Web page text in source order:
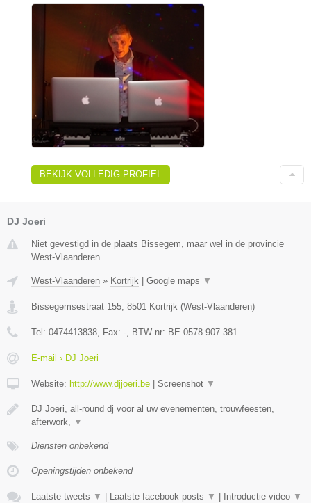
BEKIJK VOLLEDIG PROFIEL
DJ Joeri
Niet gevestigd in de plaats Bissegem, maar wel in de provincie
West-Vlaanderen.
West-Vlaanderen » Kortrijk Google maps ▼
Bissegemsestraat 155, 8501 Kortrijk (West-Vlaanderen)
Tel: 0474413838, Fax: -, BTW-nr: BE 0578 907 381
E-mail › DJ Joeri
Website: http://www.djjoeri.be Screenshot ▼
DJ Joeri, all-round dj voor al uw evenementen, trouwfeesten,
afterwork, ▼
Diensten onbekend
Openingstijden onbekend
Laatste tweets ▼ Laatste facebook posts ▼ Introductie video ▼